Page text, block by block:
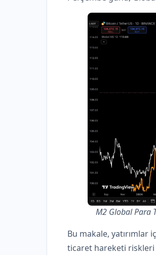
M2 Global Para
Bu makale, yatırımlar
ticaret hareketi riskleri